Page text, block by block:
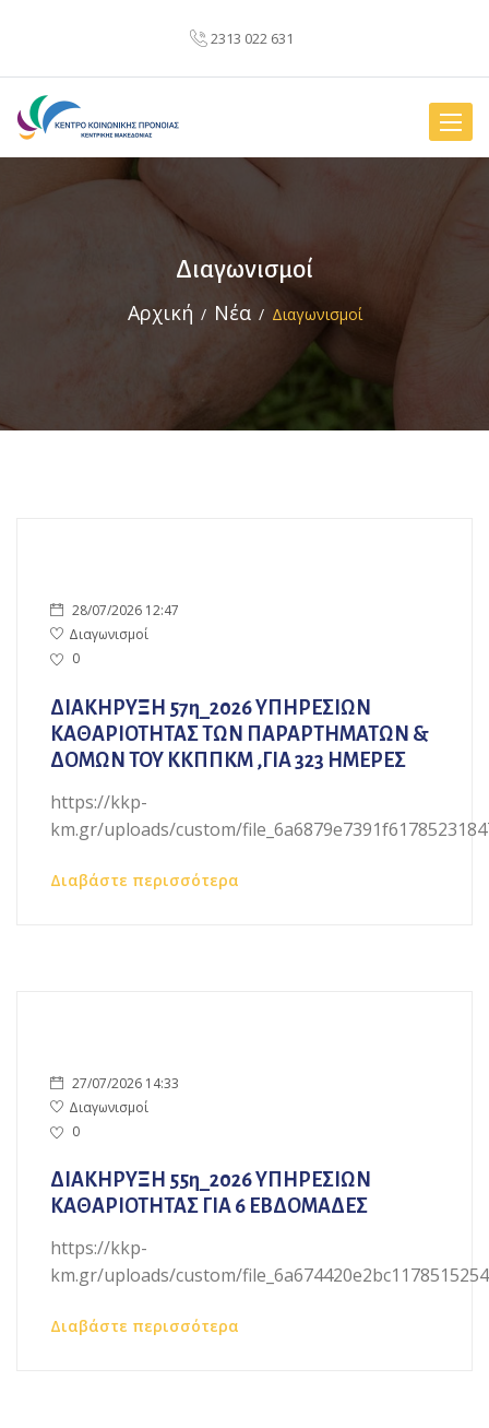
2313 022 631
Toggle
Διαγωνισμοί
Αρχική Νέα Διαγωνισμοί
28/07/2026 12:47
Διαγωνισμοί
0
ΔΙΑΚΗΡΥΞΗ 57η_2026 ΥΠΗΡΕΣΙΩΝ
ΚΑΘΑΡΙΟΤΗΤΑΣ ΤΩΝ ΠΑΡΑΡΤΗΜΑΤΩΝ &
ΔΟΜΩΝ ΤΟΥ ΚΚΠΠΚΜ ,ΓΙΑ 323 ΗΜΕΡΕΣ
https://kkp-
km.gr/uploads/custom/
Διαβάστε περισσότερα
27/07/2026 14:33
Διαγωνισμοί
0
ΔΙΑΚΗΡΥΞΗ 55η_2026 ΥΠΗΡΕΣΙΩΝ
ΚΑΘΑΡΙΟΤΗΤΑΣ ΓΙΑ 6 ΕΒΔΟΜΑΔΕΣ
https://kkp-
km.gr/uploads/custom/
Διαβάστε περισσότερα